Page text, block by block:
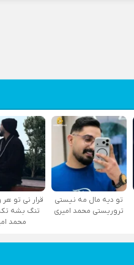
تو دیه مال مه نیستی
تروریستی محمد امیری
قرار نی تو
تنگ بشه
محمد